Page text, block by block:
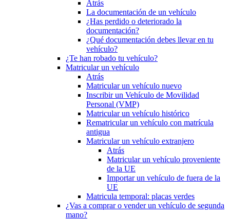
Atrás
La documentación de un vehículo
¿Has perdido o deteriorado la
documentación?
¿Qué documentación debes llevar en tu
vehículo?
¿Te han robado tu vehículo?
Matricular un vehículo
Atrás
Matricular un vehículo nuevo
Inscribir un Vehículo de Movilidad
Personal (VMP)
Matricular un vehículo histórico
Rematricular un vehículo con matrícula
antigua
Matricular un vehículo extranjero
Atrás
Matricular un vehículo proveniente
de la UE
Importar un vehículo de fuera de la
UE
Matricula temporal: placas verdes
¿Vas a comprar o vender un vehículo de segunda
mano?